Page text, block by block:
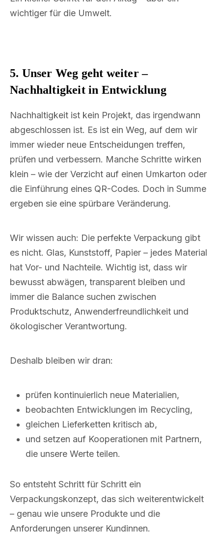
wichtiger für die Umwelt.
5. Unser Weg geht weiter –
Nachhaltigkeit in Entwicklung
Nachhaltigkeit ist kein Projekt, das irgendwann
abgeschlossen ist. Es ist ein Weg, auf dem wir
immer wieder neue Entscheidungen treffen,
prüfen und verbessern. Manche Schritte wirken
klein – wie der Verzicht auf einen Umkarton oder
die Einführung eines QR-Codes. Doch in Summe
ergeben sie eine spürbare Veränderung.
Wir wissen auch: Die perfekte Verpackung gibt
es nicht. Glas, Kunststoff, Papier – jedes Material
hat Vor- und Nachteile. Wichtig ist, dass wir
bewusst abwägen, transparent bleiben und
immer die Balance suchen zwischen
Produktschutz, Anwenderfreundlichkeit und
ökologischer Verantwortung.
Deshalb bleiben wir dran:
prüfen kontinuierlich neue Materialien,
beobachten Entwicklungen im Recycling,
gleichen Lieferketten kritisch ab,
und setzen auf Kooperationen mit Partnern,
die unsere Werte teilen.
So entsteht Schritt für Schritt ein
Verpackungskonzept, das sich weiterentwickelt
– genau wie unsere Produkte und die
Anforderungen unserer Kundinnen.